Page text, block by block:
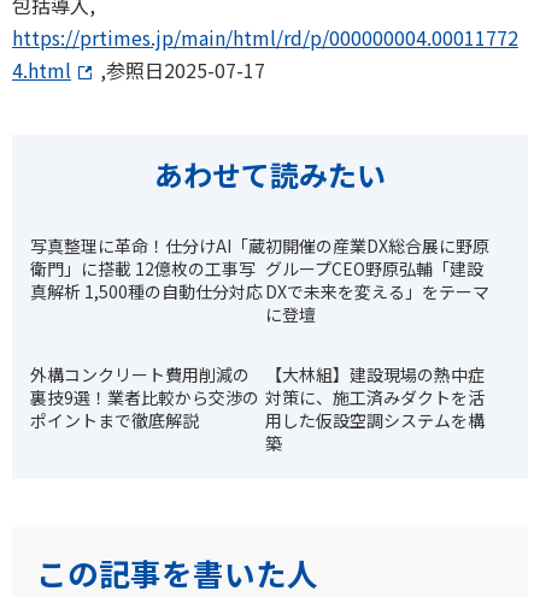
https://prtimes.jp/main/html/rd/p/000000004.00011772
4.html
,参照日2025-07-17
あわせて読みたい
写真整理に革命！仕分けAI「蔵
衛門」に搭載 12億枚の工事写
真解析 1,500種の自動仕分対応
初開催の産業DX総合展に野原
グループCEO野原弘輔「建設
DXで未来を変える」をテーマ
に登壇
外構コンクリート費用削減の
裏技9選！業者比較から交渉の
ポイントまで徹底解説
【大林組】建設現場の熱中症
対策に、施工済みダクトを活
用した仮設空調システムを構
築
この記事を書いた人